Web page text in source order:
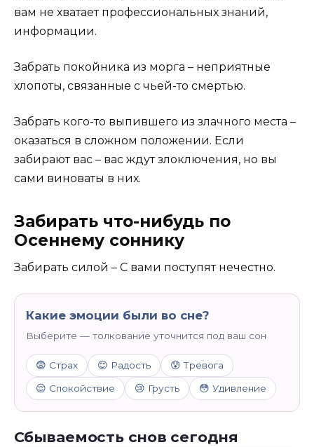
вам не хватает профессиональных знаний,
информации.
Забрать покойника из морга – неприятные
хлопоты, связанные с чьей-то смертью.
Забрать кого-то выпившего из злачного места –
оказаться в сложном положении. Если
забирают вас – вас ждут злоключения, но вы
сами виноваты в них.
Забирать что-нибудь по
Осеннему соннику
Забирать силой – С вами поступят нечестно.
Какие эмоции были во сне?
Выберите — толкование уточнится под ваш сон
😨 Страх 😊 Радость 😰 Тревога
😌 Спокойствие 😢 Грусть 😳 Удивление
Сбываемость снов сегодня